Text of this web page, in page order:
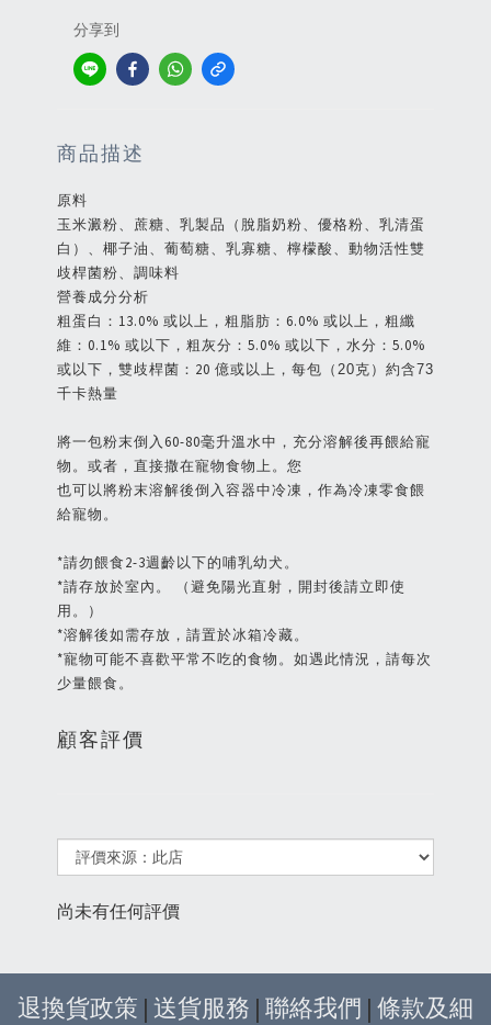
分享到
商品描述
原料
玉米澱粉、蔗糖、乳製品（脫脂奶粉、優格粉、乳清蛋
白）、椰子油、葡萄糖、乳寡糖、檸檬酸、動物活性雙
歧桿菌粉、調味料
營養成分分析
粗蛋白：13.0% 或以上，粗脂肪：6.0% 或以上，粗纖
維：0.1% 或以下，粗灰分：5.0% 或以下，水分：5.0%
或以下，雙歧桿菌：20 億或以上， 每包（20克）約含73
千卡熱量
將一包粉末倒入60-80毫升溫水中，充分溶解後再餵給寵
物。或者，直接撒在寵物食物上。您
也可以將粉末溶解後倒入容器中冷凍，作為冷凍零食餵
給寵物。
*請勿餵食2-3週齡以下的哺乳幼犬。
*請存放於室內。 （避免陽光直射，開封後請立即使
用。）
*溶解後如需存放，請置於冰箱冷藏。
*寵物可能不喜歡平常不吃的食物。如遇此情況，請每次
少量餵食。
顧客評價
尚未有任何評價
退換貨政策 | 送貨服務 | 聯絡我們 | 條款及細